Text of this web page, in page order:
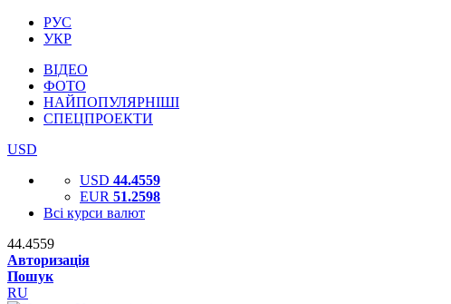
РУС
УКР
ВІДЕО
ФОТО
НАЙПОПУЛЯРНІШІ
СПЕЦПРОЕКТИ
USD
USD 44.4559
EUR 51.2598
Всі курси валют
44.4559
Авторизація
Пошук
RU